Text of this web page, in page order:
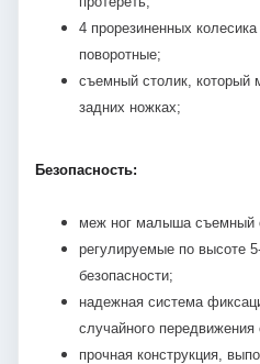
4 прорезиненных
поворотные;
съемный столик, который
задних ножках;
Безопасность:
меж ног малыша съемный
регулируемые по высоте
безопасности;
надежная система
случайного передвижения
прочная конструкция,